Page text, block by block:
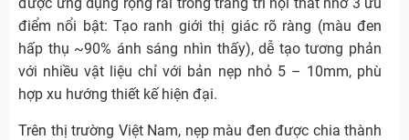
điểm nổi bật: Tạo ranh giới thị giác rõ ràng (màu đen
hấp thụ ~90% ánh sáng nhìn thấy), dễ tạo tương phản
với nhiều vật liệu chỉ với bản nẹp nhỏ 5 – 10mm, phù
hợp xu hướng thiết kế hiện đại.
Trên thị trường Việt Nam, nẹp màu đen được chia thành